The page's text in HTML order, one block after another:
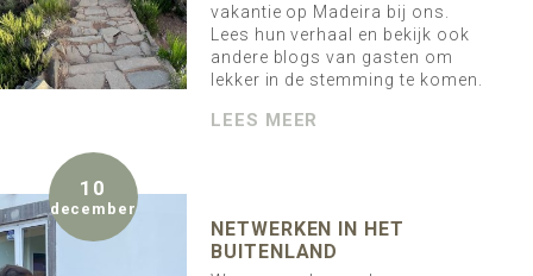
vakantie op Madeira bij ons.
Lees hun verhaal en bekijk ook
andere blogs van gasten om
lekker in de stemming te komen.
LEES MEER
10
december
NETWERKEN IN HET
BUITENLAND